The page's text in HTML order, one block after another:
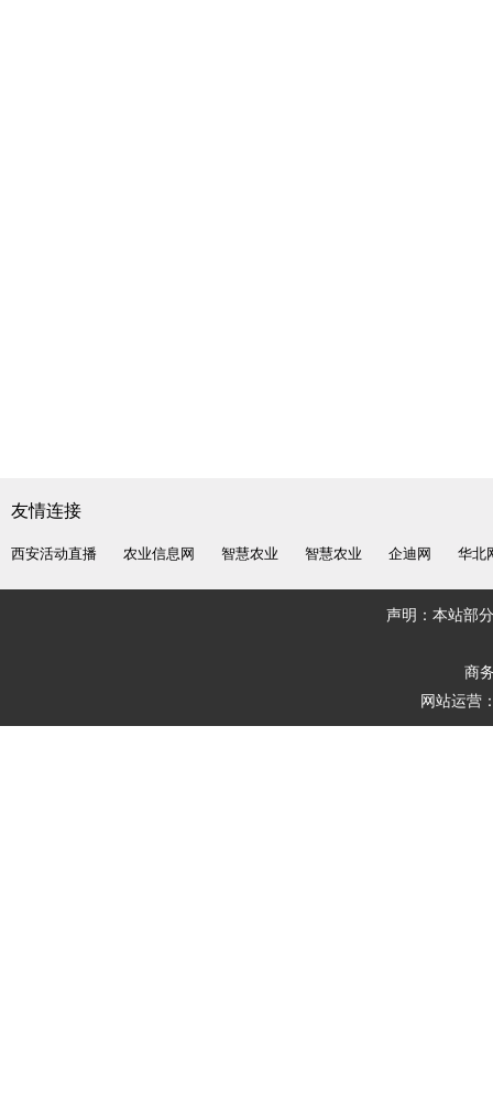
友情连接
西安活动直播 农业信息网 智慧农业 智慧农业 企迪网 华北
声明：本站部
商
网站运营